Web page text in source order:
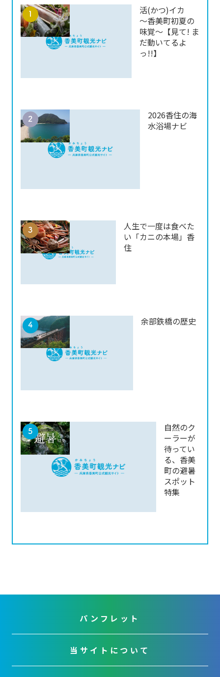
活(かつ)イカ
～香美町初夏の
味覚～【見て! ま
だ動いてるよ
っ!!】
2026香住の海
水浴場ナビ
人生で一度は食べた
い「カニの本場」香
住
余部鉄橋の歴史
自然のク
ーラーが
待ってい
る、香美
町の避暑
スポット
特集
パンフレット
当サイトについて